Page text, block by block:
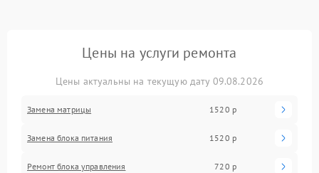
Цены на услуги ремонта
Цены актуальны на текущую дату 09.08.2026
Замена матрицы 1520 р
Замена блока питания 1520 р
Ремонт блока управления 720 р